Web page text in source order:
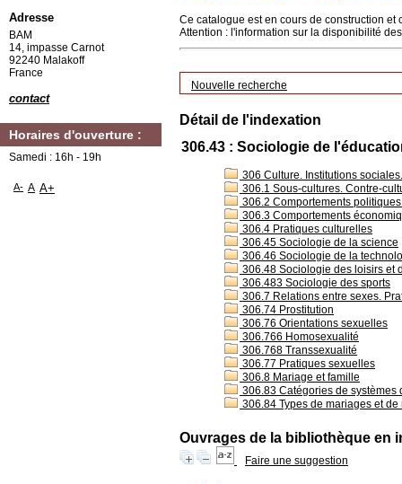
Ce catalogue est en cours de construction
Attention : l'information sur la disponibilité
Nouvelle recherche
Détail de l'indexation
306.43 : Sociologie de
306 Culture. Institutions
306.1 Sous-cultures. Contre-
306.2 Comportements
306.3 Comportements
306.4 Pratiques culturelles
306.45 Sociologie de la science
306.46 Sociologie de la
306.48 Sociologie des loisirs et
306.483 Sociologie des sports
306.7 Relations entre sexes.
306.74 Prostitution
306.76 Orientations sexuelles
306.766 Homosexualité
306.768 Transsexualité
306.77 Pratiques sexuelles
306.8 Mariage et famille
306.83 Catégories de systèmes
306.84 Types de mariages et de
Ouvrages de la bibliothèque en
Faire une suggestion
Adresse
BAM
14, impasse Carnot
92240 Malakoff
France
contact
Horaires d'ouverture :
Samedi : 16h - 19h
A- A A+